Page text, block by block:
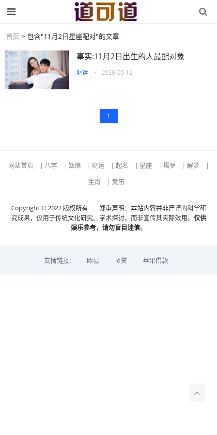
首页 > 包含"11月2日星座配对"的文章
事实:11月2日出生的人最配对象
财运 • 2026-05-12
1
网站首页 | 八字 | 姻缘 | 财运 | 起名 | 星座 | 塔罗 | 解梦
|
生肖
| 黄历
Copyright © 2022 版权所有
郑重声明：本站内容并非严谨的科学研
究成果，仅用于传统文化研究、学术探讨，而非宣传其实际效用。 仅供
娱乐参考，请勿盲目迷信。
友情链接： 欧易 id贷 苹果借款